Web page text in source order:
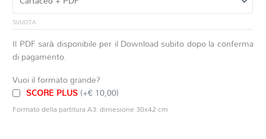
SVUOTA
Il PDF sarà disponibile per il Download subito dopo la conferma
di pagamento.
Vuoi il formato grande?
SCORE PLUS(+€ 10,00)
Formato della partitura A3: dimesione 30x42 cm